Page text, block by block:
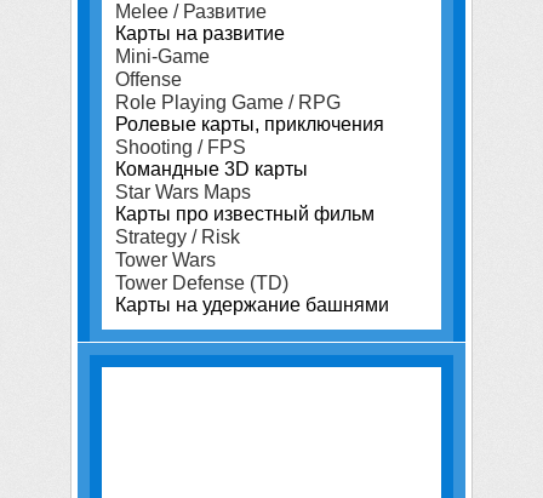
Melee / Развитие
Карты на развитие
Mini-Game
Offense
Role Playing Game / RPG
Ролевые карты, приключения
Shooting / FPS
Командные 3D карты
Star Wars Maps
Карты про известный фильм
Strategy / Risk
Tower Wars
Tower Defense (TD)
Карты на удержание башнями